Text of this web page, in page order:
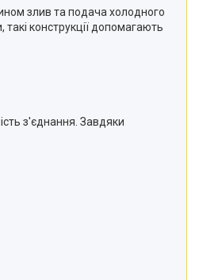
злив та подача холодного
конструкції допомагають
з'єднання. Завдяки